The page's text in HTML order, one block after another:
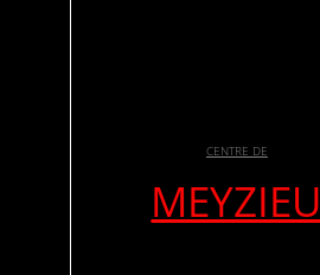
CENTRE DE
MEYZIEU